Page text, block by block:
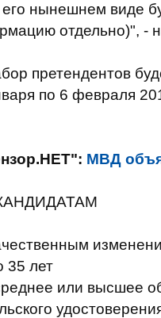
его нынешнем виде
отдельно)", -
претендентов
по 6 февраля
МВД
35 лет
или высшее